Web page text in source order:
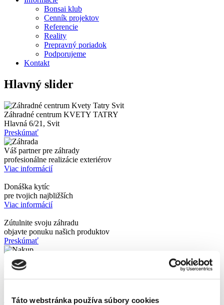
Táto webstránka používa súbory cookies
Bonsai klub
Cenník projektov
Referencie
Reality
Prepravný poriadok
Podporujeme
Kontakt
Hlavný slider
Záhradné centrum KVETY TATRY
Hlavná 6/21, Svit
Preskúmať
Váš partner pre záhrady
profesionálne realizácie exteriérov
Viac informácií
Donáška kytíc
pre tvojich najbližších
Viac informácií
Zútulnite svoju záhradu
objavte ponuku našich produktov
Preskúmať
Najširší sortiment z celého sveta
priamo k Vám